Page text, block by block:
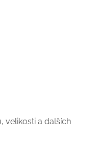
velikosti a dalších